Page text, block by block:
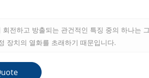
전하고 방출되는 관건적인 특징 중의 하나는
장치의 열화를 초래하기 때문입니다.